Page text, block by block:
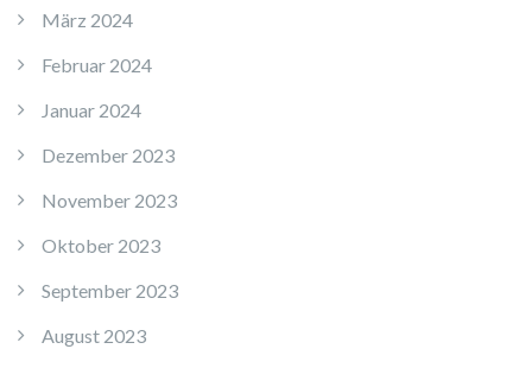
März 2024
Februar 2024
Januar 2024
Dezember 2023
November 2023
Oktober 2023
September 2023
August 2023